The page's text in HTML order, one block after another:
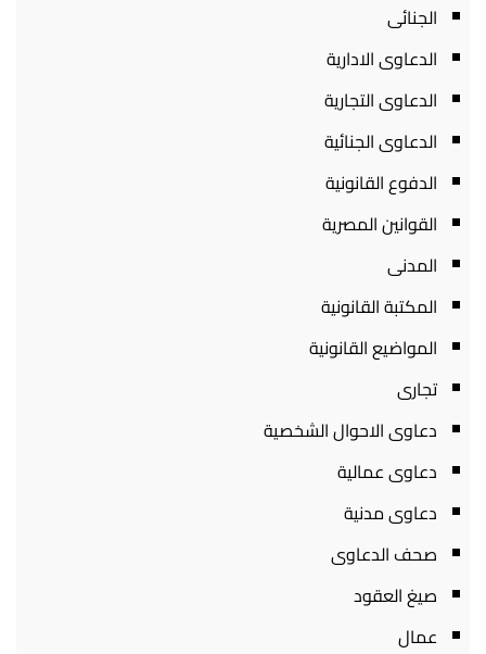
الجنائى
الدعاوى الادارية
الدعاوى التجارية
الدعاوى الجنائية
الدفوع القانونية
القوانين المصرية
المدنى
المكتبة القانونية
المواضيع القانونية
تجارى
دعاوى الاحوال الشخصية
دعاوى عمالية
دعاوى مدنية
صحف الدعاوى
صيغ العقود
عمال